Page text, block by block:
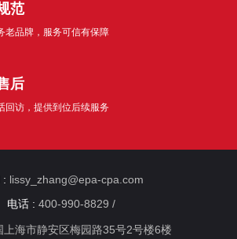
范
老品牌，服务可信有保障
后
回访，提供到位后续服务
: lissy_zhang@epa-cpa.com
电话 : 400-990-8829 /
上海市静安区梅园路35号2号楼6楼